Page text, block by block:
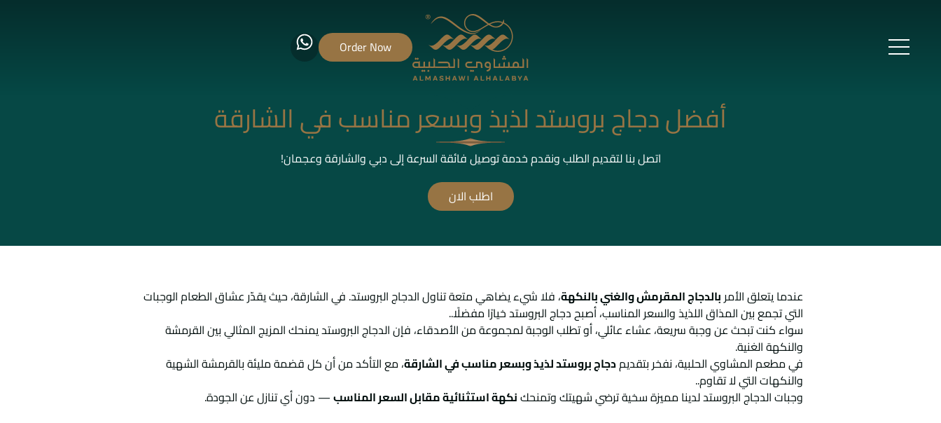
Order Now
أفضل دجاج بروستد لذيذ وبسعر مناسب في الشارقة
اتصل بنا لتقديم الطلب ونقدم خدمة توصيل فائقة السرعة إلى دبي والشارقة وعجمان!
اطلب الان
عندما يتعلق الأمربالدجاج المقرمش والغني بالنكهة، فلا شيء يضاهي متعة تناول الدجاج البروستد. في الشارقة، حيث يقدّر عشاق الطعام الوجبات
التي تجمع بين المذاق اللذيذ والسعر المناسب، أصبح دجاج البروستد خيارًا مفضلًا..
سواء كنت تبحث عن وجبة سريعة، عشاء عائلي، أو تطلب الوجبة لمجموعة من الأصدقاء، فإن الدجاج البروستد يمنحك المزيج المثالي بين القرمشة
والنكهة الغنية.
في مطعم المشاوي الحلبية، نفخر بتقديمدجاج بروستد لذيذ وبسعر مناسب في الشارقة، مع التأكد من أن كل قضمة مليئة بالقرمشة الشهية
والنكهات التي لا تقاوم..
وجبات الدجاج البروستد لدينا مميزة سخية ترضي شهيتك وتمنحكنكهة استثنائية مقابل السعر المناسب— دون أي تنازل عن الجودة.